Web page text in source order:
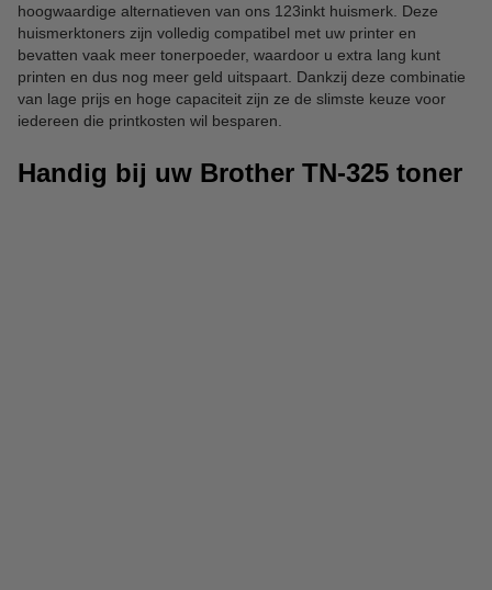
hoogwaardige alternatieven van ons 123inkt huismerk. Deze
huismerktoners zijn volledig compatibel met uw printer en
bevatten vaak meer tonerpoeder, waardoor u extra lang kunt
printen en dus nog meer geld uitspaart. Dankzij deze combinatie
van lage prijs en hoge capaciteit zijn ze de slimste keuze voor
iedereen die printkosten wil besparen.
Handig bij uw Brother TN-325 toner